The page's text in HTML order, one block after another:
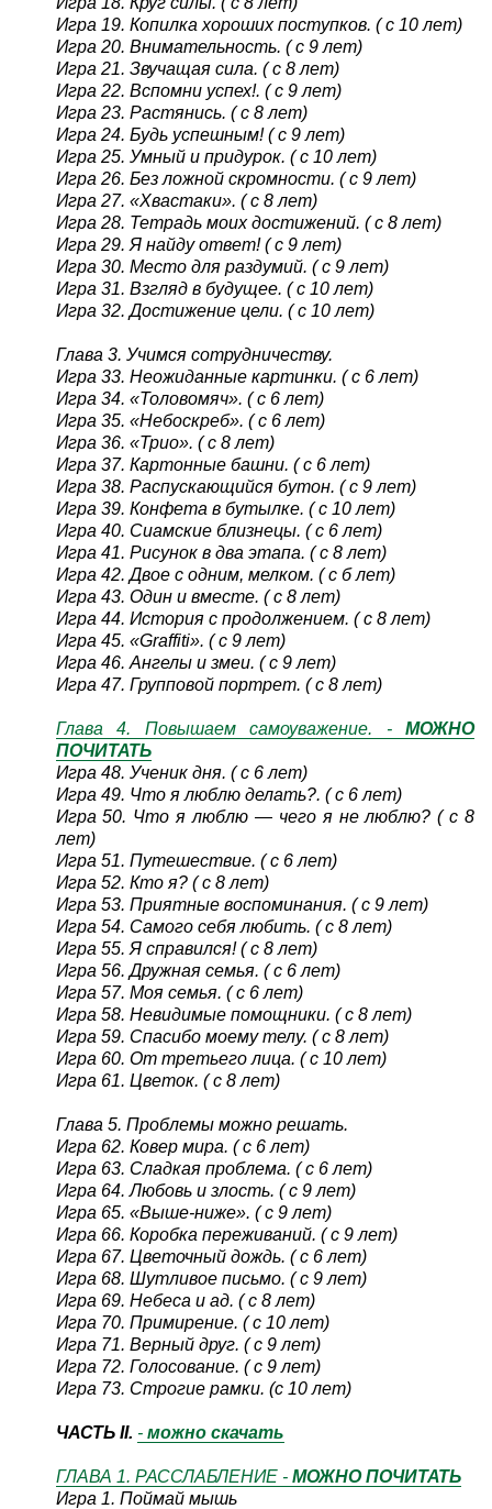
Игра 19. Копилка хороших поступков. ( с 10 лет)
Игра 20. Внимательность. ( с 9 лет)
Игра 21. Звучащая сила. ( с 8 лет)
Игра 22. Вспомни успех!. ( с 9 лет)
Игра 23. Растянись. ( с 8 лет)
Игра 24. Будь успешным! ( с 9 лет)
Игра 25. Умный и придурок. ( с 10 лет)
Игра 26. Без ложной скромности. ( с 9 лет)
Игра 27. «Хвастаки». ( с 8 лет)
Игра 28. Тетрадь моих достижений. ( с 8 лет)
Игра 29. Я найду ответ! ( с 9 лет)
Игра 30. Место для раздумий. ( с 9 лет)
Игра 31. Взгляд в будущее. ( с 10 лет)
Игра 32. Достижение цели. ( с 10 лет)
Глава 3. Учимся сотрудничеству.
Игра 33. Неожиданные картинки. ( с 6 лет)
Игра 34. «Толовомяч». ( с 6 лет)
Игра 35. «Небоскреб». ( с 6 лет)
Игра 36. «Трио». ( с 8 лет)
Игра 37. Картонные башни. ( с 6 лет)
Игра 38. Распускающийся бутон. ( с 9 лет)
Игра 39. Конфета в бутылке. ( с 10 лет)
Игра 40. Сиамские близнецы. ( с 6 лет)
Игра 41. Рисунок в два этапа. ( с 8 лет)
Игра 42. Двое с одним, мелком. ( с б лет)
Игра 43. Один и вместе. ( с 8 лет)
Игра 44. История с продолжением. ( с 8 лет)
Игра 45. «Graffiti». ( с 9 лет)
Игра 46. Ангелы и змеи. ( с 9 лет)
Игра 47. Групповой портрет. ( с 8 лет)
Глава 4. Повышаем самоуважение. -МОЖНО
ПОЧИТАТЬ
Игра 48. Ученик дня. ( с 6 лет)
Игра 49. Что я люблю делать?. ( с 6 лет)
Игра 50. Что я люблю — чего я не люблю? ( с 8
лет)
Игра 51. Путешествие. ( с 6 лет)
Игра 52. Кто я? ( с 8 лет)
Игра 53. Приятные воспоминания. ( с 9 лет)
Игра 54. Самого себя любить. ( с 8 лет)
Игра 55. Я справился! ( с 8 лет)
Игра 56. Дружная семья. ( с 6 лет)
Игра 57. Моя семья. ( с 6 лет)
Игра 58. Невидимые помощники. ( с 8 лет)
Игра 59. Спасибо моему телу. ( с 8 лет)
Игра 60. От третьего лица. ( с 10 лет)
Игра 61. Цветок. ( с 8 лет)
Глава 5. Проблемы можно решать.
Игра 62. Ковер мира. ( с 6 лет)
Игра 63. Сладкая проблема. ( с 6 лет)
Игра 64. Любовь и злость. ( с 9 лет)
Игра 65. «Выше-ниже». ( с 9 лет)
Игра 66. Коробка переживаний. ( с 9 лет)
Игра 67. Цветочный дождь. ( с 6 лет)
Игра 68. Шутливое письмо. ( с 9 лет)
Игра 69. Небеса и ад. ( с 8 лет)
Игра 70. Примирение. ( с 10 лет)
Игра 71. Верный друг. ( с 9 лет)
Игра 72. Голосование. ( с 9 лет)
Игра 73. Строгие рамки. (с 10 лет)
ЧАСТЬ II. - можно скачать
ГЛАВА 1. РАССЛАБЛЕНИЕ - МОЖНО ПОЧИТАТЬ
Игра 1. Поймай мышь